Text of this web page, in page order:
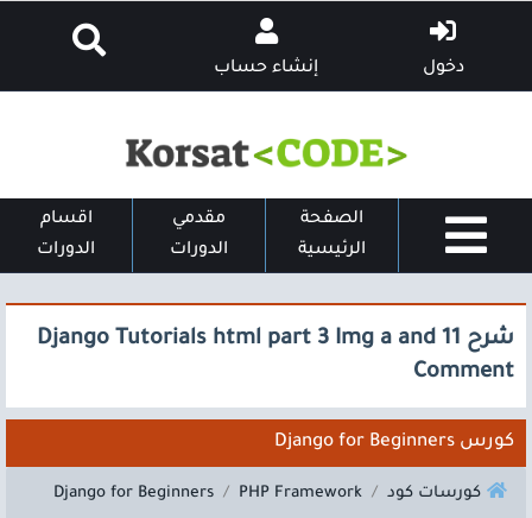
دخول إنشاء حساب
الصفحة
الرئيسية
مقدمي
الدورات
اقسام
الدورات
شرح 11 Django Tutorials html part 3 Img a and
Comment
كورس Django for Beginners
كورسات كود PHP Framework
Django for Beginners